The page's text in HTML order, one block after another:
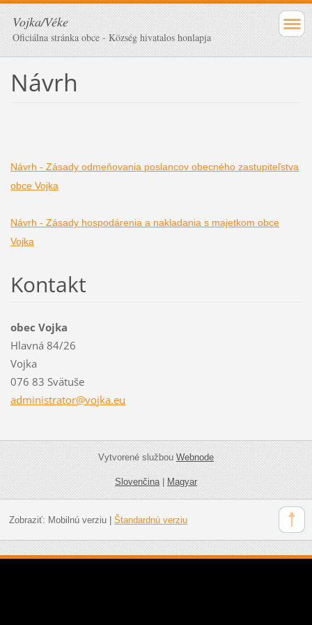
Vojka/Véke
Oficiálna stránka obce - Község hivatalos honlapja
Návrh
Návrh - Zásady odmeňovania poslancov obecného zastupiteľstva
obce Vojka
Návrh - Zásady hospodárenia a nakladania s majetkom obce
Vojka
Kontakt
obec Vojka
Hlavná 84/26
Vojka
076 83 Svätuše
administrator@vojka.eu
Vytvorené službouWebnode
Slovenčina|Magyar
Zobraziť: Mobilnú verziu| Štandardnú verziu